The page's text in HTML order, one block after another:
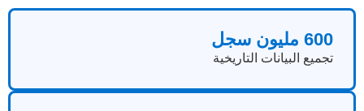
600 مليون سجل
تجميع البيانات التاريخية